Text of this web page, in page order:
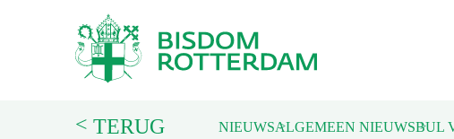
< TERUG NIEUWSALGEMEEN NIEUWS